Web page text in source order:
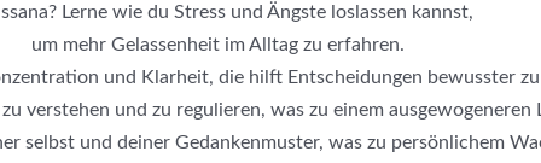
Lerne wie du Stress und Ängste loslassen kannst,
um mehr Gelassenheit im Alltag zu erfahren.
und Klarheit, die hilft Entscheidungen bewusster
verstehen und zu regulieren, was zu einem ausgewogeneren
selbst und deiner Gedankenmuster, was zu persönlichem